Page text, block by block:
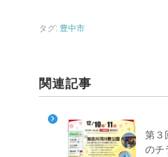
タグ: 豊中市
関連記事
第３
のチ